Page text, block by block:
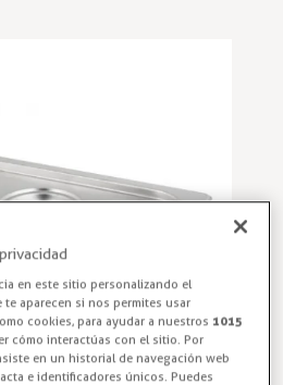
en este sitio personalizando el
aparecen si nos permites usar
cookies, para ayudar a nuestros 1015
cómo interactúas con el sitio. Por
en un historial de navegación web
e identificadores únicos. Puedes